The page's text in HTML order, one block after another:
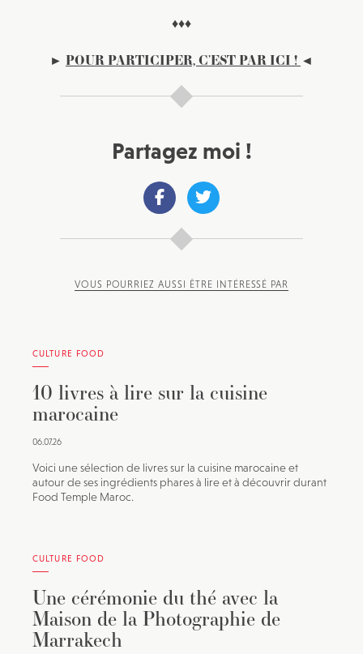
♦♦♦
► POUR PARTICIPER, C’EST PAR ICI ! ◄
Partagez moi !
VOUS POURRIEZ AUSSI ÊTRE INTÉRESSÉ PAR
CULTURE FOOD
10 livres à lire sur la cuisine
marocaine
06.07.26
Voici une sélection de livres sur la cuisine marocaine et
autour de ses ingrédients phares à lire et à découvrir durant
Food Temple Maroc.
CULTURE FOOD
Une cérémonie du thé avec la
Maison de la Photographie de
Marrakech